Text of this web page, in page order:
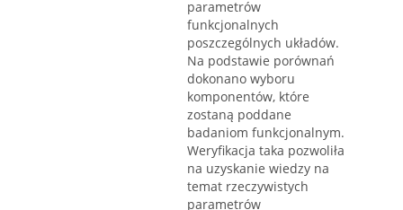
parametrów
funkcjonalnych
poszczególnych układów.
Na podstawie porównań
dokonano wyboru
komponentów, które
zostaną poddane
badaniom funkcjonalnym.
Weryfikacja taka pozwoliła
na uzyskanie wiedzy na
temat rzeczywistych
parametrów